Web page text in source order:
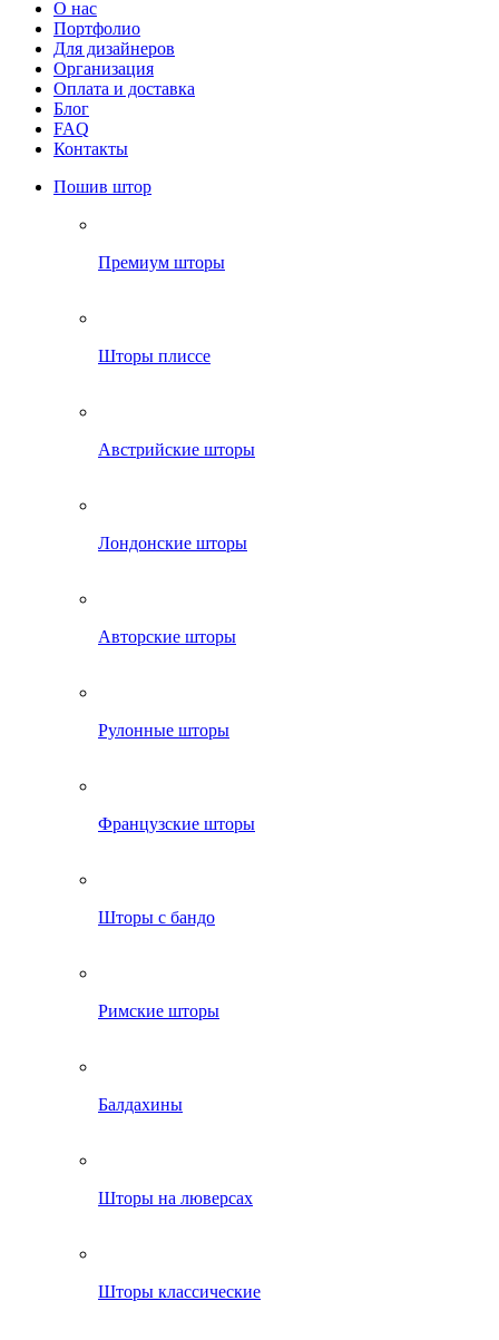
О нас
Портфолио
Для дизайнеров
Организация
Оплата и доставка
Блог
FAQ
Контакты
Пошив штор
Премиум шторы
Шторы плиссе
Австрийские шторы
Лондонские шторы
Авторские шторы
Рулонные шторы
Французские шторы
Шторы с бандо
Римские шторы
Балдахины
Шторы на люверсах
Шторы классические